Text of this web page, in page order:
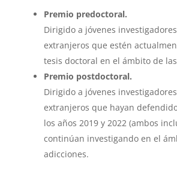
Premio predoctoral.
Dirigido a jóvenes
extranjeros que estén
tesis doctoral en el ámbito de
Premio postdoctoral.
Dirigido a jóvenes
extranjeros que hayan
los años 2019 y 2022 (ambos
continúan investigando en el
adicciones.